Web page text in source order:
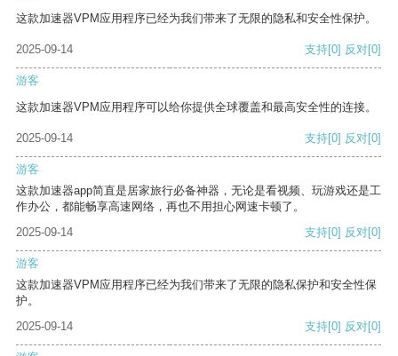
这款加速器VPM应用程序已经为我们带来了无限的隐私和安全性保护。
2025-09-14 支持[0] 反对[0]
游客
这款加速器VPM应用程序可以给你提供全球覆盖和最高安全性的连接。
2025-09-14 支持[0] 反对[0]
游客
这款加速器app简直是居家旅行必备神器，无论是看视频、玩游戏还是工
作办公，都能畅享高速网络，再也不用担心网速卡顿了。
2025-09-14
支持[0] 反对[0]
游客
这款加速器VPM应用程序已经为我们带来了无限的隐私保护和安全性保
护。
2025-09-14
支持[0] 反对[0]